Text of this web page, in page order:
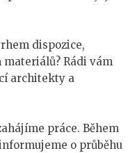
dispozice,
Rádi vám
architekty a
práce. Během
o průběhu